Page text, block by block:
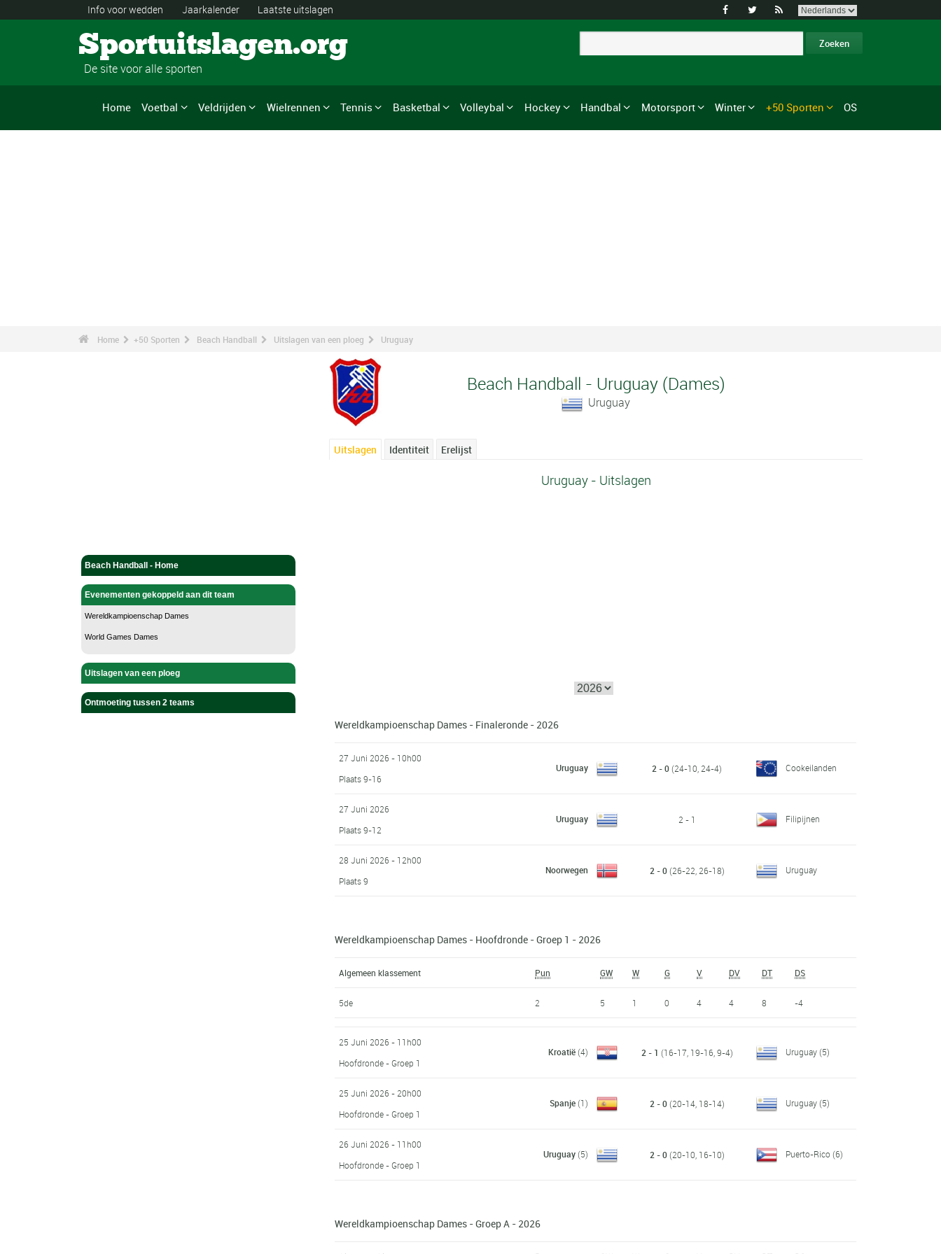
Info voor wedden Jaarkalender Laatste uitslagen   
Sportuitslagen.org
De site voor alle sporten
Home Voetbal Veldrijden Wielrennen Tennis Basketbal Volleybal Hockey Handbal Motorsport Winter +50 Sporten OS
Home +50 Sporten Beach Handball Uitslagen van een ploeg Uruguay
Beach Handball - Home
Evenementen gekoppeld aan dit team
Wereldkampioenschap Dames
World Games Dames
Uitslagen van een ploeg
Ontmoeting tussen 2 teams
Beach Handball - Uruguay (Dames)
Uruguay
Uitslagen Identiteit Erelijst
Uruguay - Uitslagen
Wereldkampioenschap Dames - Finaleronde - 2026
27 Juni 2026 - 10h00
Plaats 9-16
Uruguay 2 - 0(24-10, 24-4) Cookeilanden
27 Juni 2026
Plaats 9-12
Uruguay 2 - 1 Filipijnen
28 Juni 2026 - 12h00
Plaats 9
Noorwegen 2 - 0(26-22, 26-18) Uruguay
Wereldkampioenschap Dames - Hoofdronde - Groep 1 - 2026
Algemeen klassement Pun GW W G V DV DT DS
5de 2 5 1 0 4 4 8 -4
25 Juni 2026 - 11h00
Hoofdronde - Groep 1
Kroatië(4) 2 - 1 (16-17, 19-16, 9-4) Uruguay(5)
25 Juni 2026 - 20h00
Hoofdronde - Groep 1
Spanje(1) 2 - 0(20-14, 18-14) Uruguay(5)
26 Juni 2026 - 11h00
Hoofdronde - Groep 1
Uruguay(5) 2 - 0(20-10, 16-10) Puerto-Rico (6)
Wereldkampioenschap Dames - Groep A - 2026